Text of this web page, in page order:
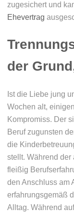
zugesichert und
Ehevertrag
der
Ist die Liebe jung
Wochen alt,
Kompromiss. Der
Beruf zugunsten
die
stellt. Während der
fleißig
den Anschluss am
erfahrungsgemäß
Alltag. Während